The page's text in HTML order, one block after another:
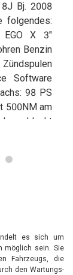
Bj. 2008
folgendes:
X 3"
Benzin
Software
98 PS
500NM am
schlecht
der
Händen
ich nur
es sich um
möglich sein. Sie
Fahrzeugs, die
den Wartungs-